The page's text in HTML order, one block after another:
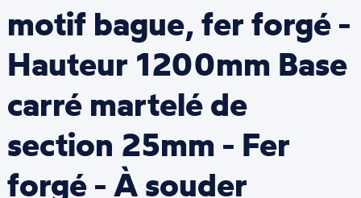
motif bague, fer forgé -
Hauteur 1200mm Base
carré martelé de
section 25mm - Fer
forgé - À souder